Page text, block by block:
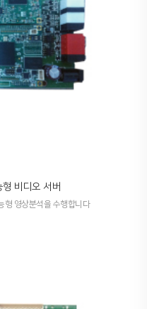
비디오 서버
형 영상분석을 수행합니다